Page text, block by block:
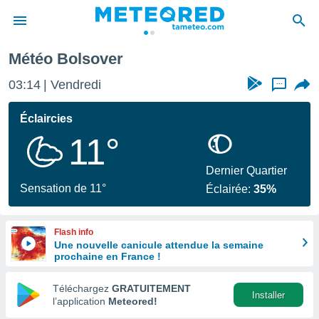
de
en
Météo Bolsover
03:14 Vendredi ...
Éclaircies
11°
Sensation de 11°
Dernier Quartier
Éclairée:35%
Flash info
Une nouvelle canicule attendue la semaine
prochaine en France !
Téléchargez GRATUITEMENT
l’application Meteored!
Installer